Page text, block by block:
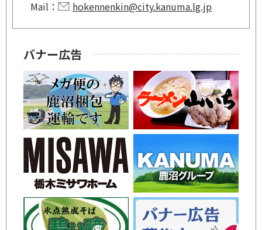
Mail：
hokennenkin@city.kanuma.lg.jp
バナー広告